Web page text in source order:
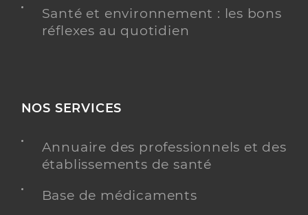
Santé et environnement : les bons
réflexes au quotidien
NOS SERVICES
Annuaire des professionnels et des
établissements de santé
Base de médicaments